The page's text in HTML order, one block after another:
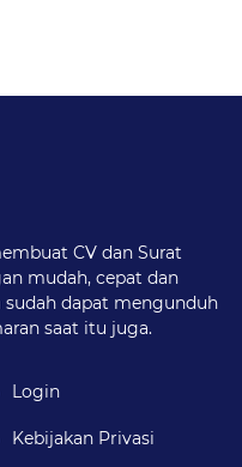
CV dan Surat
mudah, cepat dan
sudah dapat mengunduh
saat itu juga.
Login
Kebijakan Privasi